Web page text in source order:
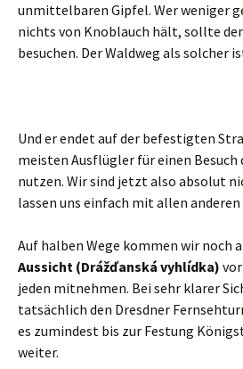
unmittelbaren Gipfel. Wer weniger
nichts von Knoblauch hält, sollte
besuchen. Der Waldweg als solcher
Und er endet auf der befestigten
meisten Ausflügler für einen Besuch
nutzen. Wir sind jetzt also absolut
lassen uns einfach mit allen
Auf halben Wege kommen wir noch
Aussicht (Drážďanská vyhlídka)
jeden mitnehmen. Bei sehr klarer
tatsächlich den Dresdner
es zumindest bis zur Festung
weiter.